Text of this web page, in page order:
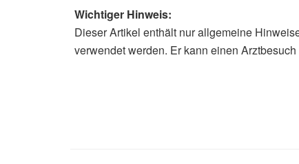
Wichtiger Hinweis:
Dieser Artikel enthält nur allgemeine
verwendet werden. Er kann einen